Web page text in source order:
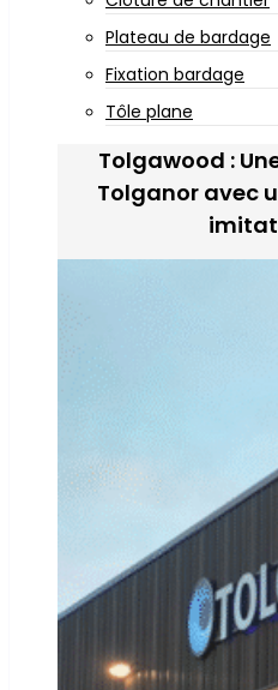
Plateau de bardage
Fixation bardage
Tôle plane
Tolgawood :
Tolganor avec